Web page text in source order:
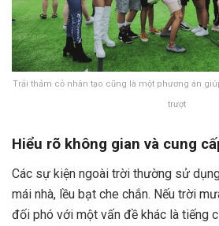
Trải thảm cỏ nhân tạo cũng là một phương án
trượt
Hiểu rõ không gian và cung
Các sự kiện ngoài trời thường sử
mái nhà, lều bạt che chắn. Nếu trời
đối phó với một vấn đề khác là tiếng